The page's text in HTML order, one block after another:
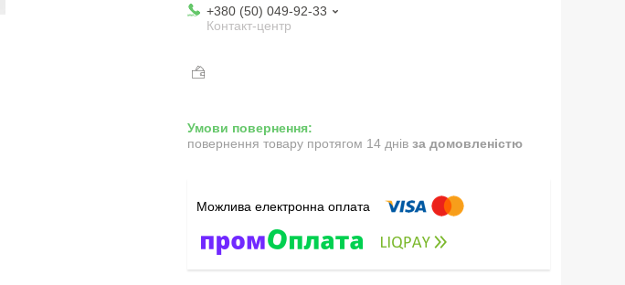
+380 (50) 049-92-33
Контакт-центр
повернення товару протягом 14 днів за домовленістю